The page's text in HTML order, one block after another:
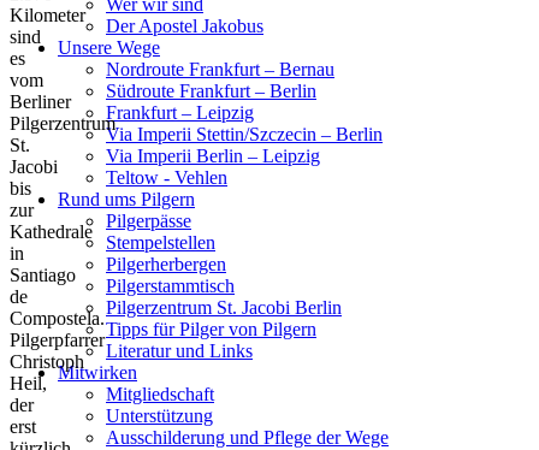
Wer wir sind
Der Apostel Jakobus
Unsere Wege
Nordroute Frankfurt – Bernau
Südroute Frankfurt – Berlin
Frankfurt – Leipzig
Via Imperii Stettin/Szczecin – Berlin
Via Imperii Berlin – Leipzig
Teltow - Vehlen
Rund ums Pilgern
Pilgerpässe
Stempelstellen
Pilgerherbergen
Pilgerstammtisch
Pilgerzentrum St. Jacobi Berlin
Tipps für Pilger von Pilgern
Literatur und Links
Mitwirken
Mitgliedschaft
Unterstützung
Ausschilderung und Pflege der Wege
Kilometer
sind
es
vom
Berliner
Pilgerzentrum
St.
Jacobi
bis
zur
Kathedrale
in
Santiago
de
Compostela.
Pilgerpfarrer
Christoph
Heil,
der
erst